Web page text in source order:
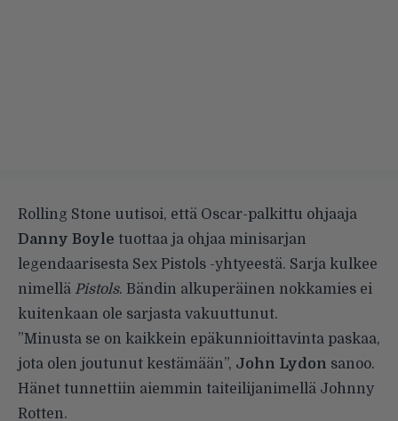
Rolling Stone uutisoi, että Oscar-palkittu ohjaaja
Danny Boyle tuottaa ja ohjaa minisarjan
legendaarisesta Sex Pistols -yhtyeestä. Sarja kulkee
nimellä Pistols. Bändin alkuperäinen nokkamies ei
kuitenkaan ole sarjasta vakuuttunut.
”Minusta se on kaikkein epäkunnioittavinta paskaa,
jota olen joutunut kestämään”, John Lydon sanoo.
Hänet tunnettiin aiemmin taiteilijanimellä Johnny
Rotten.